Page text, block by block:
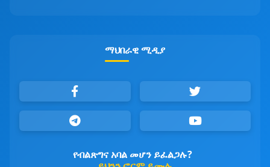
ማህበራዊ ሚዲያ
የብልጽግና አባል መሆን ይፈልጋሉ?